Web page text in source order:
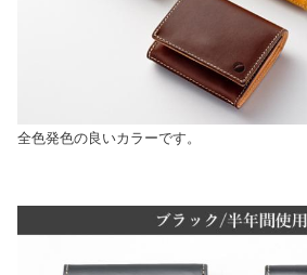
全色発色の良いカラーです。